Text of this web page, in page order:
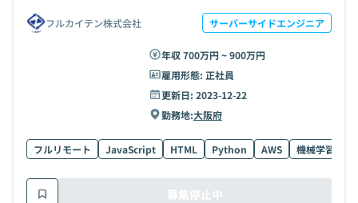
フルカイテン株式会社 サーバーサイドエンジニア
年収 700万円 ~ 900万円
雇用形態: 正社員
更新日: 2023-12-22
勤務地:大阪府
フルリモート JavaScript HTML Python AWS 機械学習
募集停止中